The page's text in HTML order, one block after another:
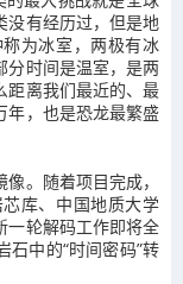
没有经历过，但是地
为冰室，两极有冰
分时间是温室，是两
距离我们最近的、最
年，也是恐龙最繁盛
。随着项目完成，
库、中国地质大学
一轮解码工作即将全
石中的“时间密码”转